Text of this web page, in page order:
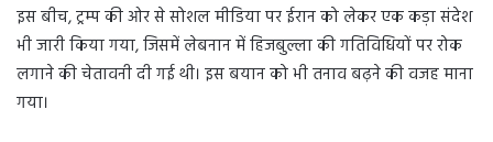
इस बीच, ट्रम्प की ओर से सोशल मीडिया पर ईरान को लेकर एक कड़ा संदेश
भी जारी किया गया, जिसमें लेबनान में हिजबुल्ला की गतिविधियों पर रोक
लगाने की चेतावनी दी गई थी। इस बयान को भी तनाव बढ़ने की वजह माना
गया।